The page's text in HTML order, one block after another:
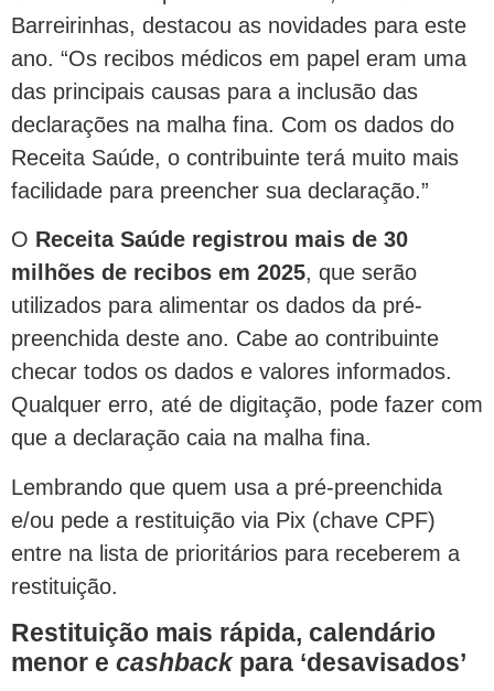
Barreirinhas, destacou as novidades para este
ano. “Os recibos médicos em papel eram uma
das principais causas para a inclusão das
declarações na malha fina. Com os dados do
Receita Saúde, o contribuinte terá muito mais
facilidade para preencher sua declaração.”
O Receita Saúde registrou mais de 30
milhões de recibos em 2025, que serão
utilizados para alimentar os dados da pré-
preenchida deste ano. Cabe ao contribuinte
checar todos os dados e valores informados.
Qualquer erro, até de digitação, pode fazer com
que a declaração caia na malha fina.
Lembrando que quem usa a pré-preenchida
e/ou pede a restituição via Pix (chave CPF)
entre na lista de prioritários para receberem a
restituição.
Restituição mais rápida, calendário
menor e cashbackpara ‘desavisados’